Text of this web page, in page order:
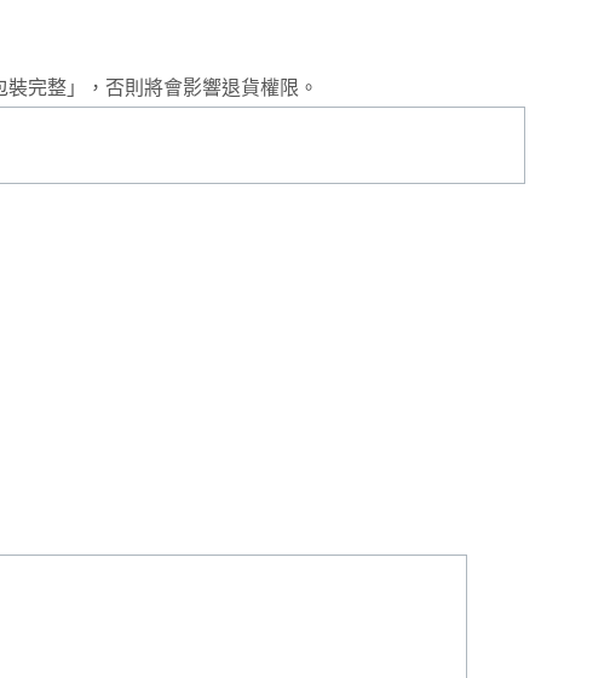
完整」，否則將會影響退貨權限。